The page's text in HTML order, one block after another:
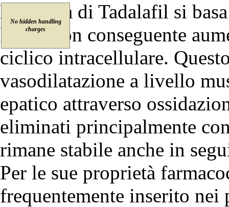
L’attività di Tadalafil si
PDE5 con conseguente
ciclico intracellulare.
vasodilatazione a livello
epatico attraverso
eliminati principalmente
rimane stabile anche in
Per le sue proprietà
frequentemente inserito
No hidden handling
charges